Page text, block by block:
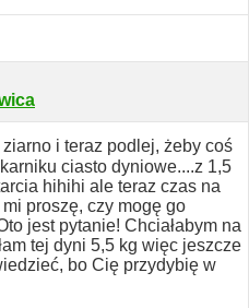
i teraz podlej, żeby coś
ciasto dyniowe....z 1,5
hihihi ale teraz czas na
proszę, czy mogę go
jest pytanie! Chciałabym na
tej dyni 5,5 kg więc jeszcze
bo Cię przydybię w